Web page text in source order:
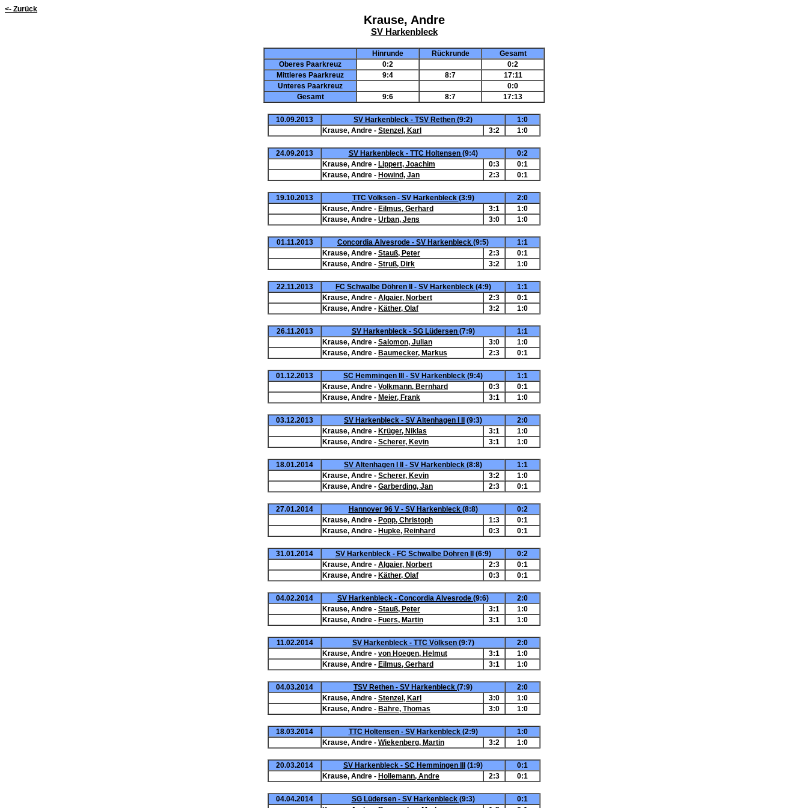
<- Zurück
Krause, Andre
SV Harkenbleck
Hinrunde Rückrunde
Gesamt
Oberes Paarkreuz
0:2
0:2
Mittleres Paarkreuz
9:4 8:7
17:11
Unteres Paarkreuz
0:0
Gesamt
9:6 8:7 17:13
10.09.2013 SV Harkenbleck - TSV Rethen (9:2)
1:0
Krause, Andre - Stenzel, Karl 3:2 1:0
24.09.2013 SV Harkenbleck - TTC Holtensen (9:4)
0:2
Krause, Andre - Lippert, Joachim 0:3
0:1
Krause, Andre - Howind, Jan 2:3 0:1
19.10.2013 TTC Völksen - SV Harkenbleck (3:9)
2:0
Krause, Andre - Eilmus, Gerhard 3:1
1:0
Krause, Andre - Urban, Jens 3:0 1:0
01.11.2013 Concordia Alvesrode - SV Harkenbleck (9:5)
1:1
Krause, Andre - Stauß, Peter 2:3
0:1
Krause, Andre - Struß, Dirk 3:2 1:0
22.11.2013 FC Schwalbe Döhren II - SV Harkenbleck (4:9)
1:1
Krause, Andre - Algaier, Norbert 2:3
0:1
Krause, Andre - Käther, Olaf 3:2 1:0
26.11.2013 SV Harkenbleck - SG Lüdersen (7:9)
1:1
Krause, Andre - Salomon, Julian 3:0
1:0
Krause, Andre - Baumecker, Markus 2:3 0:1
01.12.2013 SC Hemmingen III - SV Harkenbleck (9:4)
1:1
Krause, Andre - Volkmann, Bernhard 0:3
0:1
Krause, Andre - Meier, Frank 3:1 1:0
03.12.2013 SV Harkenbleck - SV Altenhagen I II (9:3)
2:0
Krause, Andre - Krüger, Niklas 3:1
1:0
Krause, Andre - Scherer, Kevin 3:1 1:0
18.01.2014 SV Altenhagen I II - SV Harkenbleck (8:8)
1:1
Krause, Andre - Scherer, Kevin 3:2
1:0
Krause, Andre - Garberding, Jan 2:3 0:1
27.01.2014 Hannover 96 V - SV Harkenbleck (8:8)
0:2
Krause, Andre - Popp, Christoph 1:3
0:1
Krause, Andre - Hupke, Reinhard 0:3 0:1
31.01.2014 SV Harkenbleck - FC Schwalbe Döhren II (6:9)
0:2
Krause, Andre - Algaier, Norbert 2:3
0:1
Krause, Andre - Käther, Olaf 0:3 0:1
04.02.2014 SV Harkenbleck - Concordia Alvesrode (9:6)
2:0
Krause, Andre - Stauß, Peter 3:1
1:0
Krause, Andre - Fuers, Martin 3:1 1:0
11.02.2014 SV Harkenbleck - TTC Völksen (9:7)
2:0
Krause, Andre - von Hoegen, Helmut 3:1
1:0
Krause, Andre - Eilmus, Gerhard 3:1 1:0
04.03.2014 TSV Rethen - SV Harkenbleck (7:9)
2:0
Krause, Andre - Stenzel, Karl 3:0
1:0
Krause, Andre - Bähre, Thomas 3:0 1:0
18.03.2014 TTC Holtensen - SV Harkenbleck (2:9)
1:0
Krause, Andre - Wiekenberg, Martin 3:2 1:0
20.03.2014 SV Harkenbleck - SC Hemmingen III (1:9)
0:1
Krause, Andre - Hollemann, Andre 2:3 0:1
04.04.2014 SG Lüdersen - SV Harkenbleck (9:3)
0:1